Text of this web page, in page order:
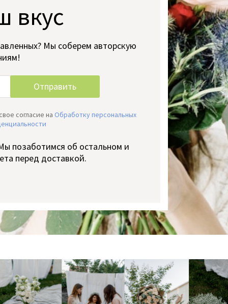
вкус
Мы соберем авторскую
согласие на Обработку персональных
позаботимся об остальном и
перед доставкой.